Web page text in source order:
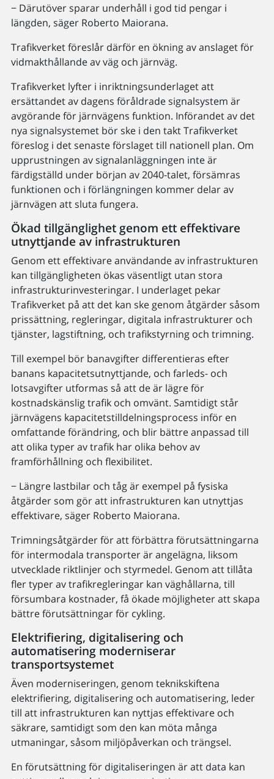
− Därutöver sparar underhåll i god tid pengar i
längden, säger Roberto Maiorana.
Trafikverket föreslår därför en ökning av anslaget för
vidmakthållande av väg och järnväg.
Trafikverket lyfter i inriktningsunderlaget att
ersättandet av dagens föråldrade signalsystem är
avgörande för järnvägens funktion. Införandet av det
nya signalsystemet bör ske i den takt Trafikverket
föreslog i det senaste förslaget till nationell plan. Om
upprustningen av signalanläggningen inte är
färdigställd under början av 2040-talet, försämras
funktionen och i förlängningen kommer delar av
järnvägen att sluta fungera.
Ökad tillgänglighet genom ett effektivare
utnyttjande av infrastrukturen
Genom ett effektivare användande av infrastrukturen
kan tillgängligheten ökas väsentligt utan stora
infrastrukturinvesteringar. I underlaget pekar
Trafikverket på att det kan ske genom åtgärder såsom
prissättning, regleringar, digitala infrastrukturer och
tjänster, lagstiftning, och trafikstyrning och trimning.
Till exempel bör banavgifter differentieras efter
banans kapacitetsutnyttjande, och farleds- och
lotsavgifter utformas så att de är lägre för
kostnadskänslig trafik och omvänt. Samtidigt står
järnvägens kapacitetstilldelningsprocess inför en
omfattande förändring, och blir bättre anpassad till
att olika typer av trafik har olika behov av
framförhållning och flexibilitet.
− Längre lastbilar och tåg är exempel på fysiska
åtgärder som gör att infrastrukturen kan utnyttjas
effektivare, säger Roberto Maiorana.
Trimningsåtgärder för att förbättra förutsättningarna
för intermodala transporter är angelägna, liksom
utvecklade riktlinjer och styrmedel. Genom att tillåta
fler typer av trafikregleringar kan väghållarna, till
försumbara kostnader, få ökade möjligheter att skapa
bättre förutsättningar för cykling.
Elektrifiering, digitalisering och
automatisering moderniserar
transportsystemet
Även moderniseringen, genom teknikskiftena
elektrifiering, digitalisering och automatisering, leder
till att infrastrukturen kan nyttjas effektivare och
säkrare, samtidigt som den kan möta många
utmaningar, såsom miljöpåverkan och trängsel.
En förutsättning för digitaliseringen är att data kan